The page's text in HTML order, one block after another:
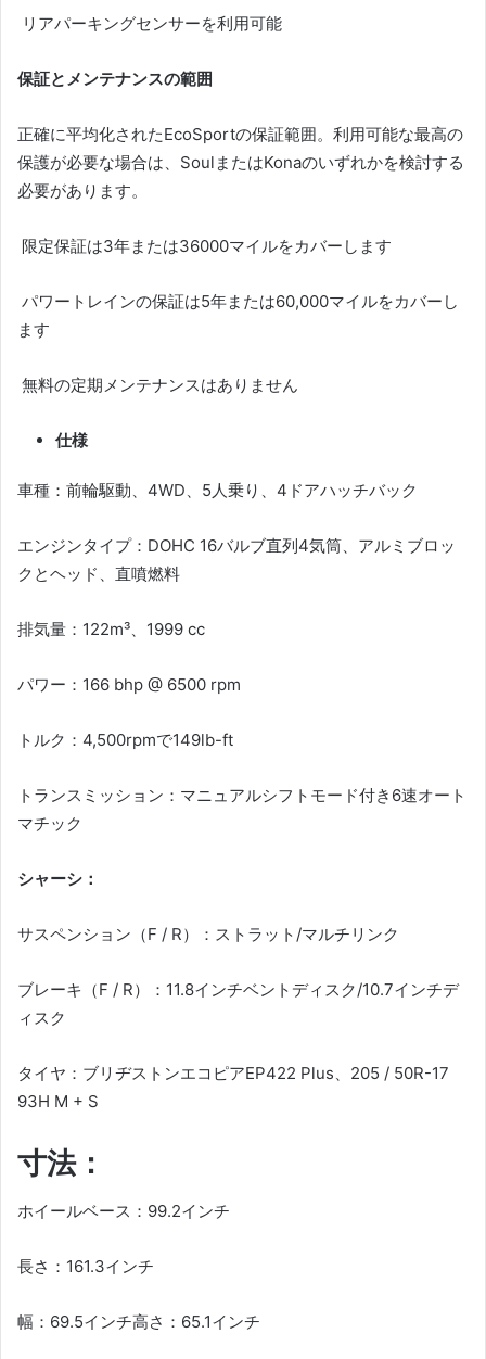
リアパーキングセンサーを利用可能
保証とメンテナンスの範囲
正確に平均化されたEcoSportの保証範囲。 利用可能な最高の
保護が必要な場合は、SoulまたはKonaのいずれかを検討する
必要があります。
限定保証は3年または36000マイルをカバーします
パワートレインの保証は5年または60,000マイルをカバーし
ます
無料の定期メンテナンスはありません
仕様
車種：前輪駆動、4WD、5人乗り、4ドアハッチバック
エンジンタイプ：DOHC 16バルブ直列4気筒、アルミブロッ
クとヘッド、直噴燃料
排気量：122m³、1999 cc
パワー：166 bhp @ 6500 rpm
トルク：4,500rpmで149lb-ft
トランスミッション：マニュアルシフトモード付き6速オート
マチック
シャーシ：
サスペンション（F / R）：ストラット/マルチリンク
ブレーキ（F / R）：11.8インチベントディスク/10.7インチデ
ィスク
タイヤ：ブリヂストンエコピアEP422 Plus、205 / 50R-17
93H M + S
寸法：
ホイールベース：99.2インチ
長さ：161.3インチ
幅：69.5インチ高さ：65.1インチ